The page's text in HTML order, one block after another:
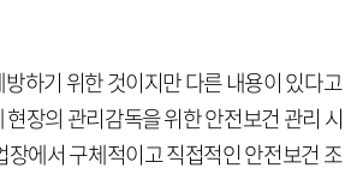
하기 위한 것이지만 다른 내용이 있다고
장의 관리감독을 위한 안전보건 관리 시
에서 구체적이고 직접적인 안전보건 조